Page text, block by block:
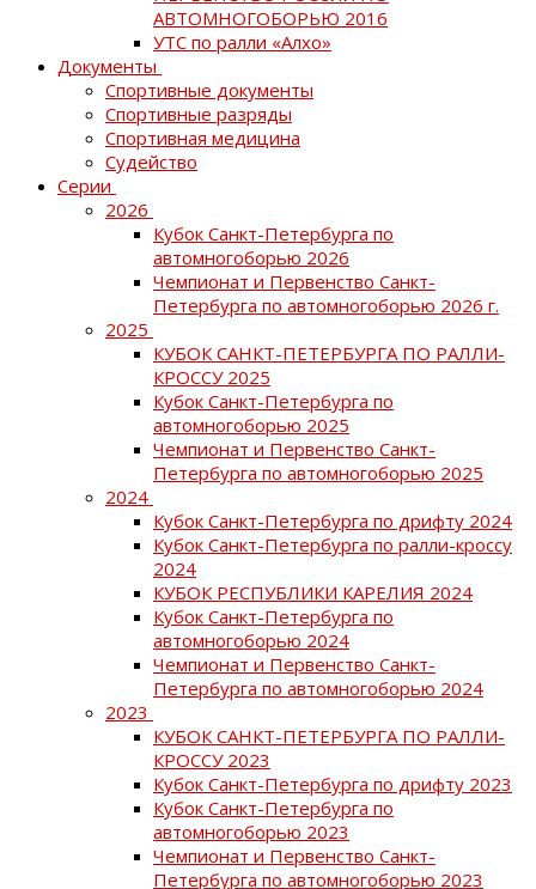
АВТОМНОГОБОРЬЮ 2016
УТС по ралли «Алхо»
Документы
Спортивные документы
Спортивные разряды
Спортивная медицина
Судейство
Серии
2026
Кубок Санкт-Петербурга по
автомногоборью 2026
Чемпионат и Первенство Санкт-
Петербурга по автомногоборью 2026 г.
2025
КУБОК САНКТ-ПЕТЕРБУРГА ПО РАЛЛИ-
КРОССУ 2025
Кубок Санкт-Петербурга по
автомногоборью 2025
Чемпионат и Первенство Санкт-
Петербурга по автомногоборью 2025
2024
Кубок Санкт-Петербурга по дрифту 2024
Кубок Санкт-Петербурга по ралли-кроссу
2024
КУБОК РЕСПУБЛИКИ КАРЕЛИЯ 2024
Кубок Санкт-Петербурга по
автомногоборью 2024
Чемпионат и Первенство Санкт-
Петербурга по автомногоборью 2024
2023
КУБОК САНКТ-ПЕТЕРБУРГА ПО РАЛЛИ-
КРОССУ 2023
Кубок Санкт-Петербурга по дрифту 2023
Кубок Санкт-Петербурга по
автомногоборью 2023
Чемпионат и Первенство Санкт-
Петербурга по автомногоборью 2023